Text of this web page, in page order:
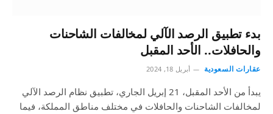
بدء تطبيق الرصد الآلي لمخالفات الشاحنات
والحافلات.. الأحد المقبل
عقارات السعودية أبريل 18, 2024
يبدأ من الأحد المقبل، 21 إبريل الجاري، تطبيق نظام الرصد الآلي
لمخالفات الشاحنات والحافلات في مختلف مناطق المملكة، فيما